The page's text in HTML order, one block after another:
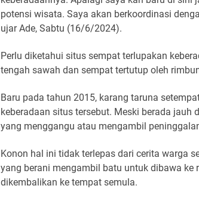
potensi wisata. Saya akan berkoordinasi
ujar Ade, Sabtu (16/6/2024).
Perlu diketahui situs sempat terlupakan
tengah sawah dan sempat tertutup oleh
Baru pada tahun 2015, karang taruna
keberadaan situs tersebut. Meski berada jauh
yang menggangu atau mengambil
Konon hal ini tidak terlepas dari cerita warga
yang berani mengambil batu untuk dibawa ke
dikembalikan ke tempat semula.